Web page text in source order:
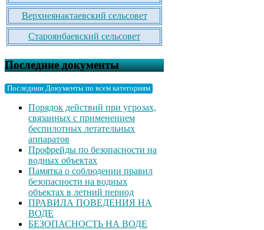
Верхнеянактаевский сельсовет
Староянбаевский сельсовет
Последние документы
Последнии Документы по всем категориям
Порядок действий при угрозах,
связанных с применением
беспилотных летательных
аппаратов
Профрейды по безопасности на
водных объектах
Памятка о соблюдении правил
безопасности на водных
объектах в летний период
ПРАВИЛА ПОВЕДЕНИЯ НА
ВОДЕ
БЕЗОПАСНОСТЬ НА ВОДЕ